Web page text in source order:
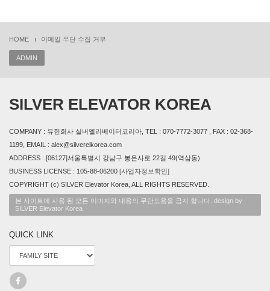
HOME 이메일 무단 수집 거부
ADMIN
SILVER ELEVATOR KOREA
COMPANY : 유한회사 실버엘리베이터코리아, TEL : 070-7772-3077 , FAX : 02-368-
1199, EMAIL : alex@silverelkorea.com
ADDRESS : [06127]서울특별시 강남구 봉은사로 22길 49(역삼동)
BUSINESS LICENSE : 105-88-06200 [사업자정보확인]
COPYRIGHT (c) SILVER Elevator Korea, ALL RIGHTS RESERVED.
본 사이트에 사용 된 모든 이미지와 내용의 무단도용을 금지 합니다. design by
SILVER Elevator Korea
QUICK LINK